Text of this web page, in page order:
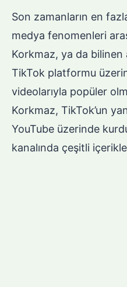
Son zamanların en
medya fenomenleri
Korkmaz, ya da bilinen
TikTok platformu
videolarıyla popüler
Korkmaz, TikTok’un
YouTube üzerinde
kanalında çeşitli